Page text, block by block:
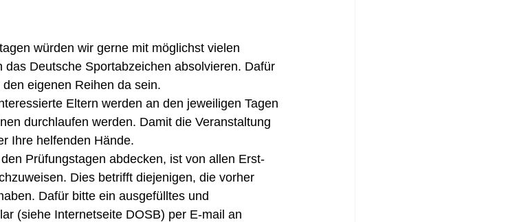
würden wir gerne mit möglichst vielen
Deutsche Sportabzeichen absolvieren. Dafür
eigenen Reihen da sein.
Eltern werden an den jeweiligen Tagen
durchlaufen werden. Damit die Veranstaltung
Ihre helfenden Hände.
Prüfungstagen abdecken, ist von allen Erst-
Dies betrifft diejenigen, die vorher
Dafür bitte ein ausgefülltes und
(siehe Internetseite DOSB) per E-mail an